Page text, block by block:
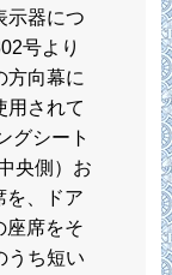
示器につ
号より
方向幕に
用されて
グシート
央側）お
を、ドア
座席をそ
うち短い